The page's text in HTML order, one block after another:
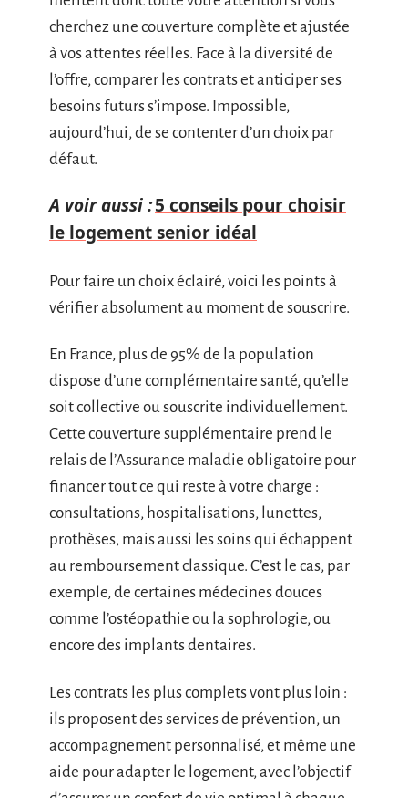
cherchez une couverture complète et ajustée
à vos attentes réelles. Face à la diversité de
l’offre, comparer les contrats et anticiper ses
besoins futurs s’impose. Impossible,
aujourd’hui, de se contenter d’un choix par
défaut.
A voir aussi :5 conseils pour choisir
le logement senior idéal
Pour faire un choix éclairé, voici les points à
vérifier absolument au moment de souscrire.
En France, plus de 95% de la population
dispose d’une complémentaire santé, qu’elle
soit collective ou souscrite individuellement.
Cette couverture supplémentaire prend le
relais de l’Assurance maladie obligatoire pour
financer tout ce qui reste à votre charge :
consultations, hospitalisations, lunettes,
prothèses, mais aussi les soins qui échappent
au remboursement classique. C’est le cas, par
exemple, de certaines médecines douces
comme l’ostéopathie ou la sophrologie, ou
encore des implants dentaires.
Les contrats les plus complets vont plus loin :
ils proposent des services de prévention, un
accompagnement personnalisé, et même une
aide pour adapter le logement, avec l’objectif